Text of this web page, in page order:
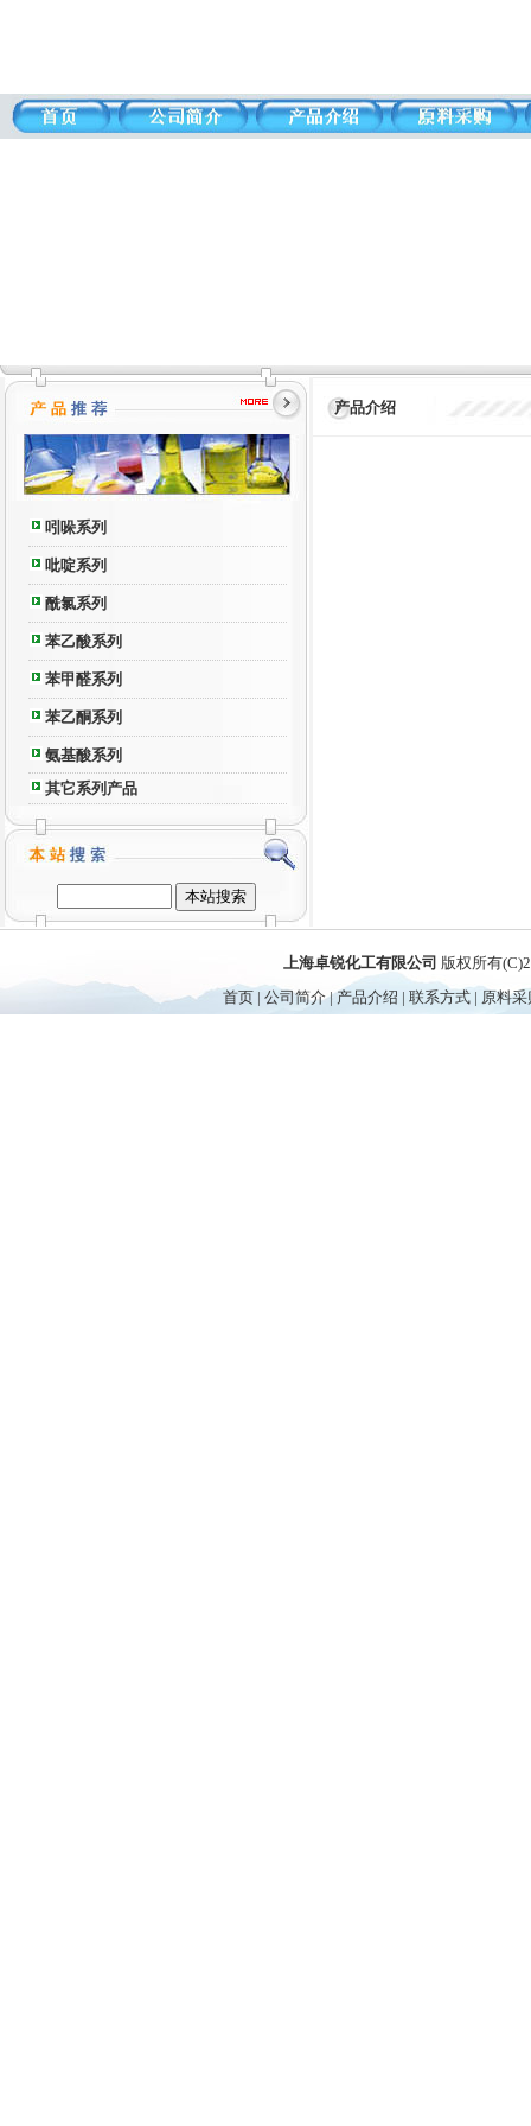
吲哚系列
吡啶系列
酰氯系列
苯乙酸系列
苯甲醛系列
苯乙酮系列
氨基酸系列
其它系列产品
产品介绍
上海卓锐化工有限公司 版权所有
首页 |公司简介|产品介绍 |联系方式 | 原料采